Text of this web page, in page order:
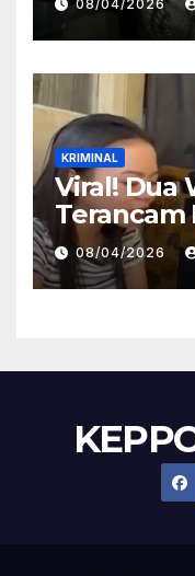
Lewat
08/04/2026
KRIMINAL
Viral! Dua
Terancam
Kasus
Fakta
08/04/2026